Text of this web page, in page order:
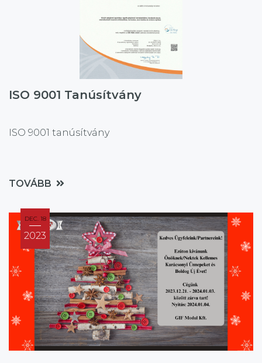
ISO 9001 Tanúsítvány
ISO 9001 tanúsítvány
TOVÁBB
DEC. 18
2023